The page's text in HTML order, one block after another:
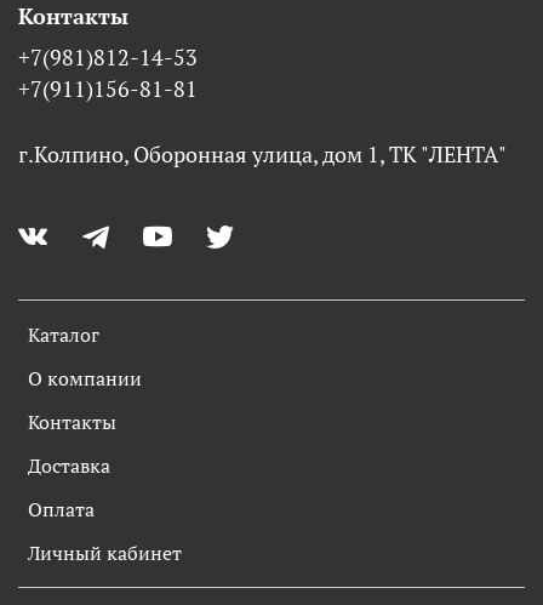
Каталог
О компании
Контакты
Доставка
Оплата
Личный кабинет
Контакты
+7(981)812-14-53
+7(911)156-81-81
г.Колпино, Оборонная улица, дом 1, ТК "ЛЕНТА"